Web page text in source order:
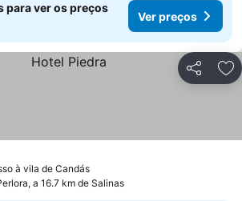
para ver os preços
Ver preços
Partilhar
à vila de Candás
a 16.7 km de Salinas